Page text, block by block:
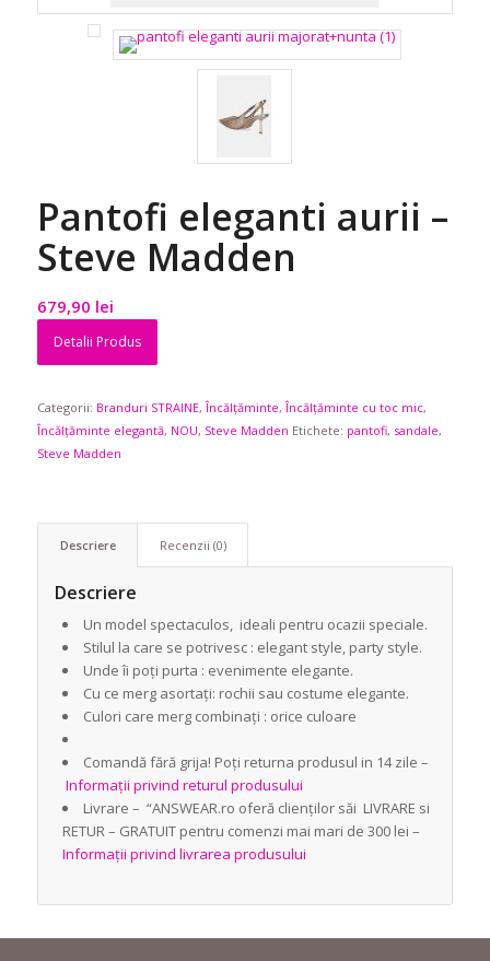
Pantofi eleganti aurii –
Steve Madden
679,90 lei
Detalii Produs
Categorii: Branduri STRAINE,Încălțăminte,Încălțăminte cu toc mic,
Încălțăminte elegantă, NOU, Steve Madden Etichete: pantofi, sandale,
Steve Madden
Descriere Recenzii (0)
Descriere
Un model spectaculos, ideali pentru ocazii speciale.
Stilul la care se potrivesc : elegant style, party style.
Unde îi poți purta : evenimente elegante.
Cu ce merg asortați: rochii sau costume elegante.
Culori care merg combinați : orice culoare
Comandă fără grija! Poți returna produsul in 14 zile –
Informații privind returul produsului
Livrare – “ANSWEAR.ro oferă clienților săi LIVRARE si
RETUR – GRATUIT pentru comenzi mai mari de 300 lei –
Informații privind livrarea produsului